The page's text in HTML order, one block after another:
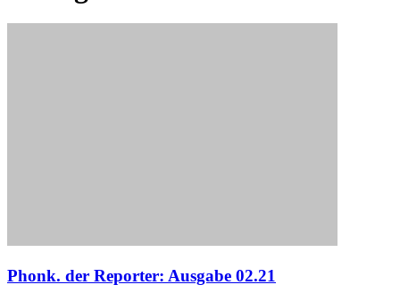
Phonk. der Reporter: Ausgabe 02.21